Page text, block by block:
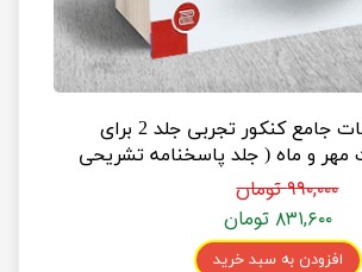
کتاب ریاضیات جامع کنکور تجربی جلد 2 برای
مهر و ماه ( جلد پاسخنامه تشریحی
) ۹۹۰,۰۰۰ تومان
۸۳۱,۶۰۰ تومان
افزودن به سبد خرید